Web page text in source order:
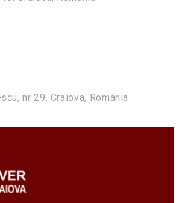
nr 29, Craiova, Romania